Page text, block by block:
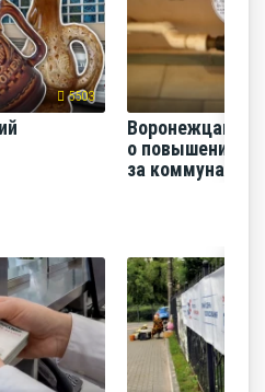
5503
Воронежцам
о повышении
за